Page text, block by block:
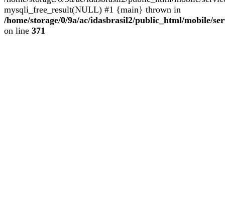
mysqli_free_result(NULL) #1 {main} thrown in
/home/storage/0/9a/ac/idasbrasil2/public_html/mobile/
on line 371